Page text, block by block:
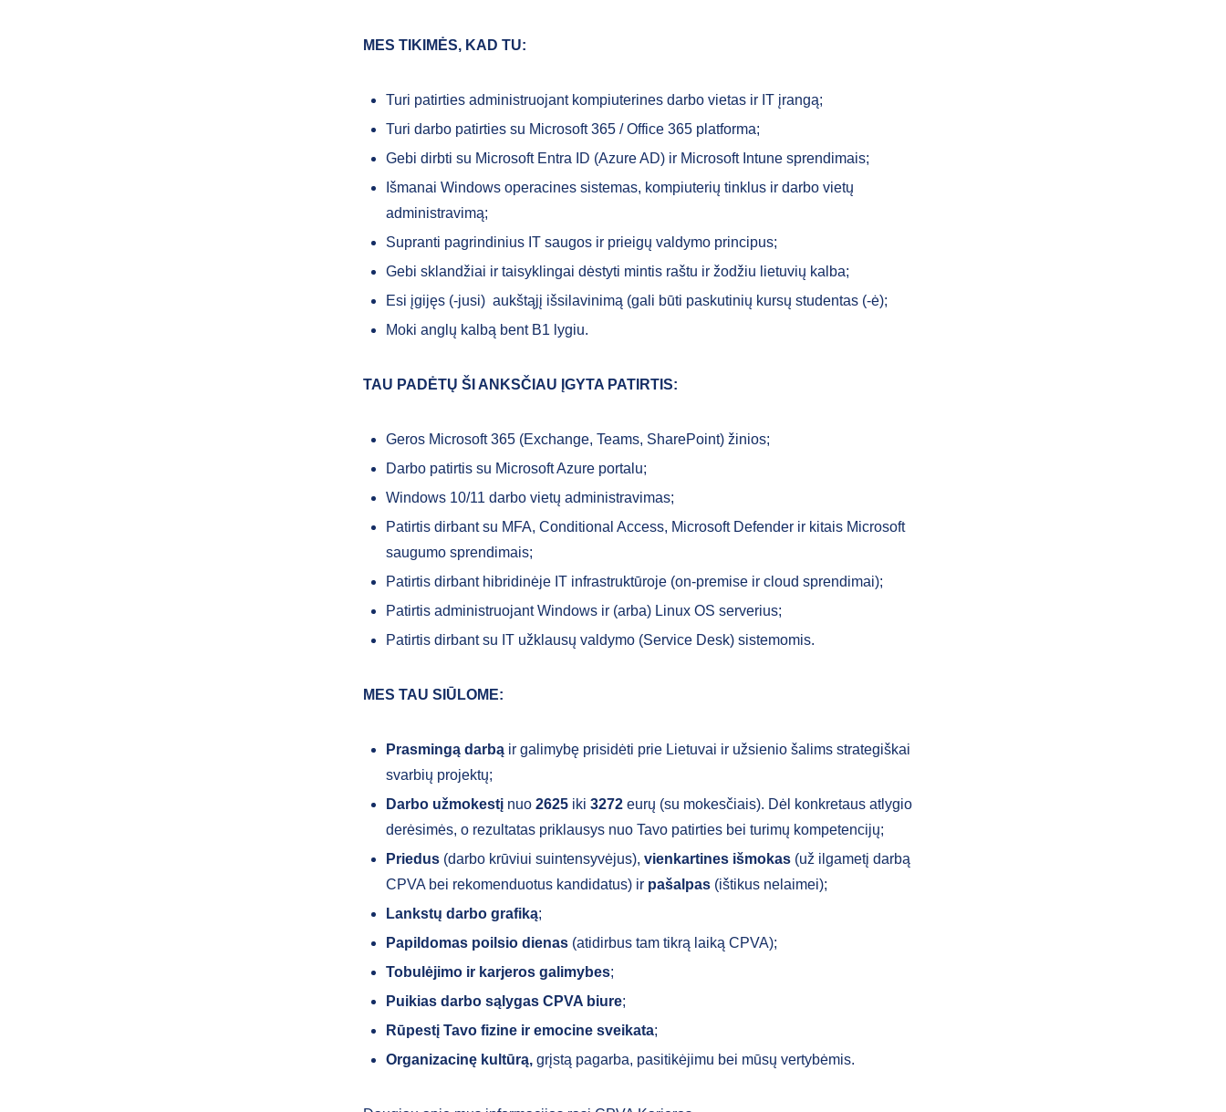
MES TIKIMĖS, KAD TU:
Turi patirties administruojant kompiuterines darbo vietas ir IT įrangą;
Turi darbo patirties su Microsoft 365 / Office 365 platforma;
Gebi dirbti su Microsoft Entra ID (Azure AD) ir Microsoft Intune sprendimais;
Išmanai Windows operacines sistemas, kompiuterių tinklus ir darbo vietų
administravimą;
Supranti pagrindinius IT saugos ir prieigų valdymo principus;
Gebi sklandžiai ir taisyklingai dėstyti mintis raštu ir žodžiu lietuvių kalba;
Esi įgijęs (-jusi) aukštąjį išsilavinimą (gali būti paskutinių kursų studentas (-ė);
Moki anglų kalbą bent B1 lygiu.
TAU PADĖTŲ ŠI ANKSČIAU ĮGYTA PATIRTIS:
Geros Microsoft 365 (Exchange, Teams, SharePoint) žinios;
Darbo patirtis su Microsoft Azure portalu;
Windows 10/11 darbo vietų administravimas;
Patirtis dirbant su MFA, Conditional Access, Microsoft Defender ir kitais Microsoft
saugumo sprendimais;
Patirtis dirbant hibridinėje IT infrastruktūroje (on-premise ir cloud sprendimai);
Patirtis administruojant Windows ir (arba) Linux OS serverius;
Patirtis dirbant su IT užklausų valdymo (Service Desk) sistemomis.
MES TAU SIŪLOME:
Prasmingą darbą ir galimybę prisidėti prie Lietuvai ir užsienio šalims strategiškai
svarbių projektų;
Darbo užmokestį nuo 2625 iki 3272 eurų (su mokesčiais). Dėl konkretaus atlygio
derėsimės, o rezultatas priklausys nuo Tavo patirties bei turimų kompetencijų;
Priedus (darbo krūviui suintensyvėjus), vienkartines išmokas (už ilgametį darbą
CPVA bei rekomenduotus kandidatus) ir pašalpas (ištikus nelaimei);
Lankstų darbo grafiką;
Papildomas poilsio dienas (atidirbus tam tikrą laiką CPVA);
Tobulėjimo ir karjeros galimybes;
Puikias darbo sąlygas CPVA biure;
Rūpestį Tavo fizine ir emocine sveikata;
Organizacinę kultūrą, grįstą pagarba, pasitikėjimu bei mūsų vertybėmis.